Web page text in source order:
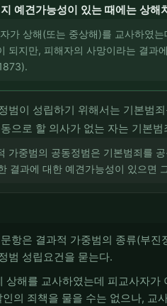
예견가능성이 있는 때에는 상
가 상해(또는 중상해)를 교사하였
되지만, 피해자의 사망이라는 결과
범이 성립하기 위해서는 기본범
으로 할 의사가 없는 자는 기본범
가중범의 공동정범은 기본범죄를
결과에 대한 예견가능성이 있으
항은 결과적 가중범의 종류(부진
범 성립요건을 묻는다.
해를 교사하였는데 피교사자가
의 죄책을 물을 수는 없으나, 교